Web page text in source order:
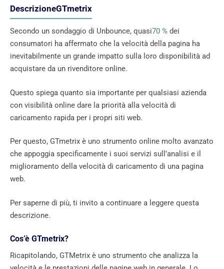
DescrizioneGTmetrix
Secondo un sondaggio di Unbounce, quasi70 % dei
consumatori ha affermato che la velocità della pagina ha
inevitabilmente un grande impatto sulla loro disponibilità ad
acquistare da un rivenditore online.
Questo spiega quanto sia importante per qualsiasi azienda
con visibilità online dare la priorità alla velocità di
caricamento rapida per i propri siti web.
Per questo, GTmetrix è uno strumento online molto avanzato
che appoggia specificamente i suoi servizi sull’analisi e il
miglioramento della velocità di caricamento di una pagina
web.
Per saperne di più, ti invito a continuare a leggere questa
descrizione.
Cos’è GTmetrix?
Ricapitolando, GTMetrix è uno strumento che analizza la